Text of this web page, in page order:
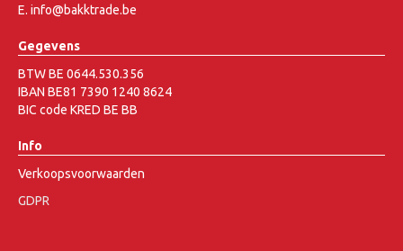
E. info@bakktrade.be
Gegevens
BTW BE 0644.530.356
IBAN BE81 7390 1240 8624
BIC code KRED BE BB
Info
Verkoopsvoorwaarden
GDPR